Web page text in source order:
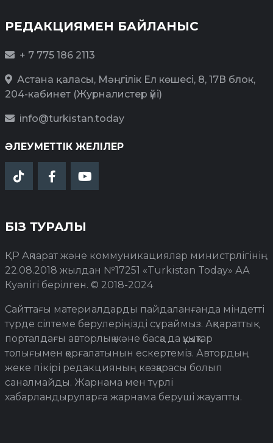
РЕДАКЦИЯМЕН БАЙЛАНЫС
+ 7 775 186 2113
Астана қаласы, Мәңгілік Ел көшесі, 8, 17В блок,
204-кабинет (Журналистер үйі)
info@turkistan.today
ӘЛЕУМЕТТІК ЖЕЛІЛЕР
БІЗ ТУРАЛЫ
ҚР Ақпарат және коммуникациялар министрлігінің
22.08.2018 жылдан №17251 «Turkistan Today» АА
Куәлігі берілген. © 2018-2024
Сайттағы материалдарды пайдаланғанда міндетті
түрде сілтеме берулеріңізді сұраймыз. Ақпараттық
порталдағы авторлық және басқа да құқықтар
толығымен қорғалатынын ескертеміз. Автордың
жеке пікірі редакцияның көзқарасы болып
саналмайды. Жарнама мен түрлі
хабарландыруларға жарнама беруші жауапты.